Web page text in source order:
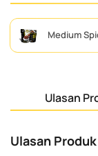
Medium
Ulasan
Ulasan Produk